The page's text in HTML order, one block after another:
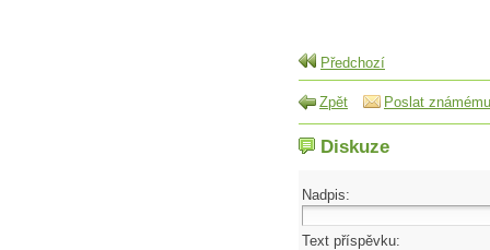
Předchozí
Zpět Poslat známému
Diskuze
Nadpis:
Text příspěvku: